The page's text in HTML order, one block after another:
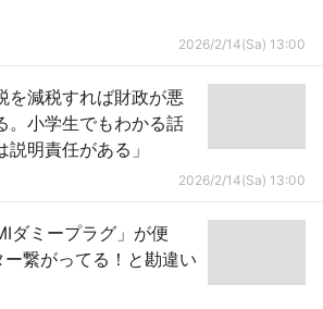
2026/2/14(Sa) 13:00
を減税すれば財政が悪
。小学生でもわかる話
明責任がある」
2026/2/14(Sa) 13:00
ダミープラグ」が便
繋がってる！と勘違い